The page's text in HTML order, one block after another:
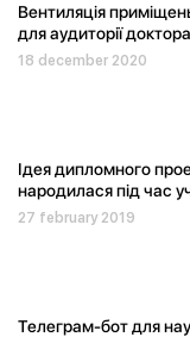
Вентиляція
для аудиторії
18 december 2020
Ідея дипломного
народилася під час
27 february 2019
Телеграм-бот для